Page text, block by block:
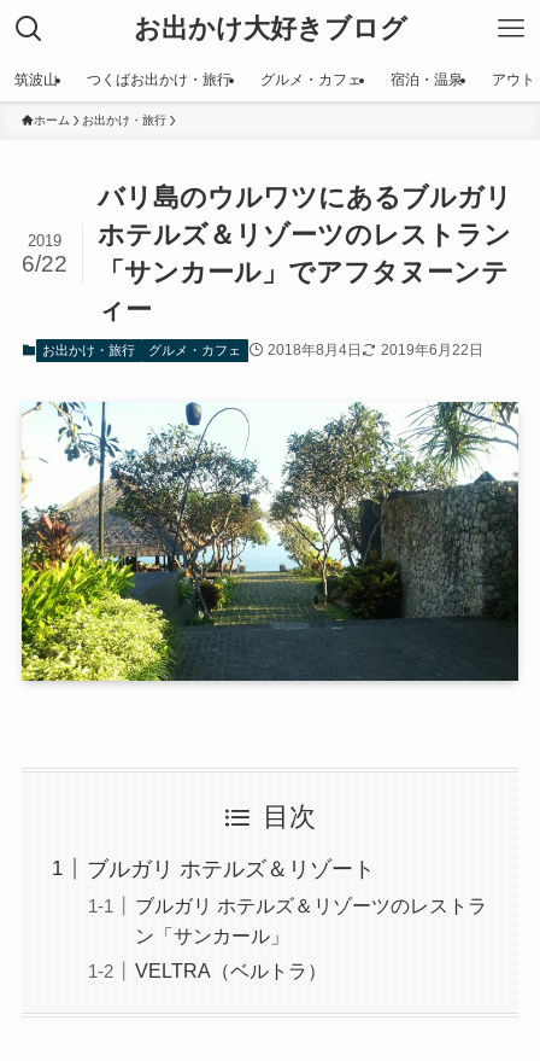
お出かけ大好きブログ
筑波山 つくばお出かけ・旅行 グルメ・カフェ 宿泊・温泉 アウト
ホーム お出かけ・旅行
バリ島のウルワツにあるブルガリ
ホテルズ＆リゾーツのレストラン
「サンカール」でアフタヌーンテ
ィー
2019
6/22
お出かけ・旅行 グルメ・カフェ 2018年8月4日 2019年6月22日
目次
ブルガリ ホテルズ＆リゾート
ブルガリ ホテルズ＆リゾーツのレストラ
ン「サンカール」
VELTRA（ベルトラ）